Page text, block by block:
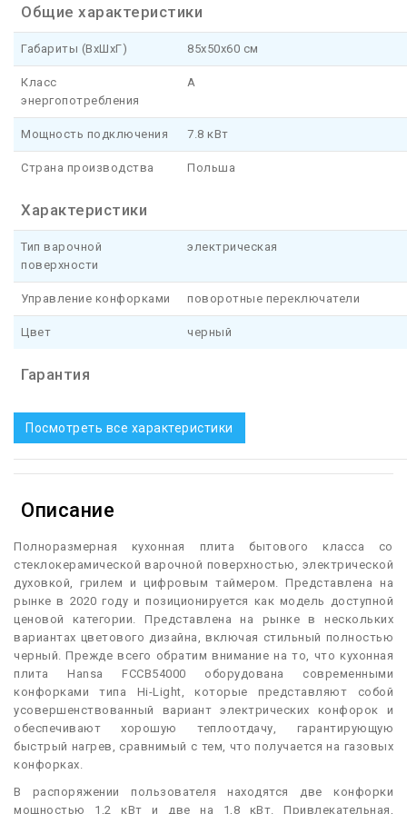
Общие характеристики
Габариты (ВхШхГ) 85x50x60 см
Класс
энергопотребления
A
Мощность подключения 7.8 кВт
Страна производства Польша
Характеристики
Тип варочной
поверхности
электрическая
Управление конфорками поворотные переключатели
Цвет черный
Гарантия
Посмотреть все характеристики
Описание
П олноразмерная кухонная плита бытового класса со
стеклокерамической варочной поверхностью, электрической
духовкой, грилем и цифровым таймером. Представлена на
рынке в 2020 году и позиционируется как модель доступной
ценовой категории. Представлена на рынке в нескольких
вариантах цветового дизайна, включая стильный полностью
черный. Прежде всего обратим внимание на то, что кухонная
плита Hansa FCCB54000 оборудована современными
конфорками типа Hi-Light, которые представляют собой
усовершенствованный вариант электрических конфорок и
обеспечивают хорошую теплоотдачу, гарантирующую
быстрый нагрев, сравнимый с тем, что получается на газовых
конфорках.
В распоряжении пользователя находятся две конфорки
мощностью 1,2 кВт и две на 1,8 кВт. Привлекательная,